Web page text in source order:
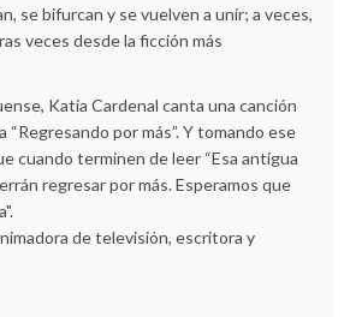
se bifurcan y se vuelven a unir; a veces,
veces desde la ficción más
Katia Cardenal canta una canción
“Regresando por más”. Y tomando ese
cuando terminen de leer “Esa antigua
regresar por más. Esperamos que
de televisión, escritora y